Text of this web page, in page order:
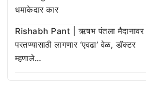
धमाकेदार कार
Rishabh Pant | ऋषभ पंतला मैदानावर
परतण्यासाठी लागणार ‘एवढा’ वेळ, डॉक्टर
म्हणाले…